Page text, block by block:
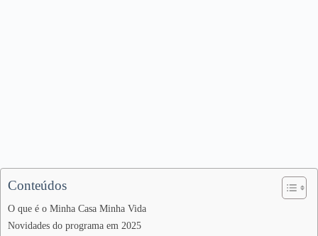
Conteúdos
O que é o Minha Casa Minha Vida
Novidades do programa em 2025